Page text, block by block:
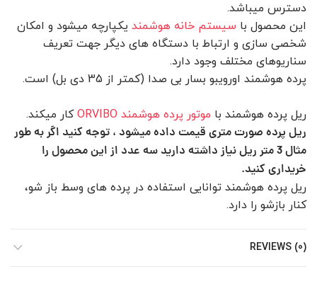
دسترس میباشد.
این محصول با سیستم خانه هوشمند یکپارچه میشود و امکان
شخصی سازی و ارتباط با دستگاه های دیگر جهت تعریف
سناریوهای مختلف وجود دارد.
پرده هوشمند اورویبو بسار بی صدا (کمتر از 35 دی بل) است.
ریل پرده هوشمند با موتور پرده هوشمند ORVIBO کار میکند.
ریل پرده صورت متری قیمت داده میشود ، توجه کنید اگر به طور
مثال 3 متر ریل نیاز داشته دارید سه عدد از این محصول را
خریداری کنید.
ریل پرده هوشمند توانایی استفاده در پرده های وسط باز شو،
کنار بازشو را دارد.
REVIEWS (0)